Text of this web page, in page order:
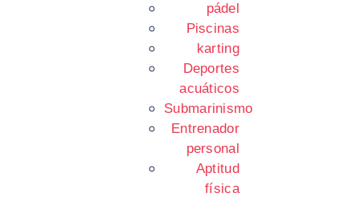
pádel
Piscinas
karting
Deportes
acuáticos
Submarinismo
Entrenador
personal
Aptitud
física